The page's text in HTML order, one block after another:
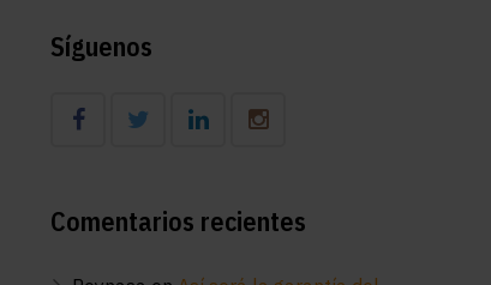
Síguenos
Comentarios recientes